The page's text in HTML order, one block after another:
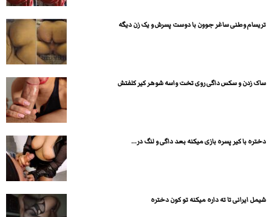
تریسام وطنی ساغر جوون با دوست پسرش و یک زن دیگه
ساک زدن و سکس داگی روی تخت واسه شوهر کیر کلفتش
دختره با کیر پسره بازی میکنه بعد داگی و لنگ در...
شیمل ایرانی تا ته داره میکنه تو کون دختره